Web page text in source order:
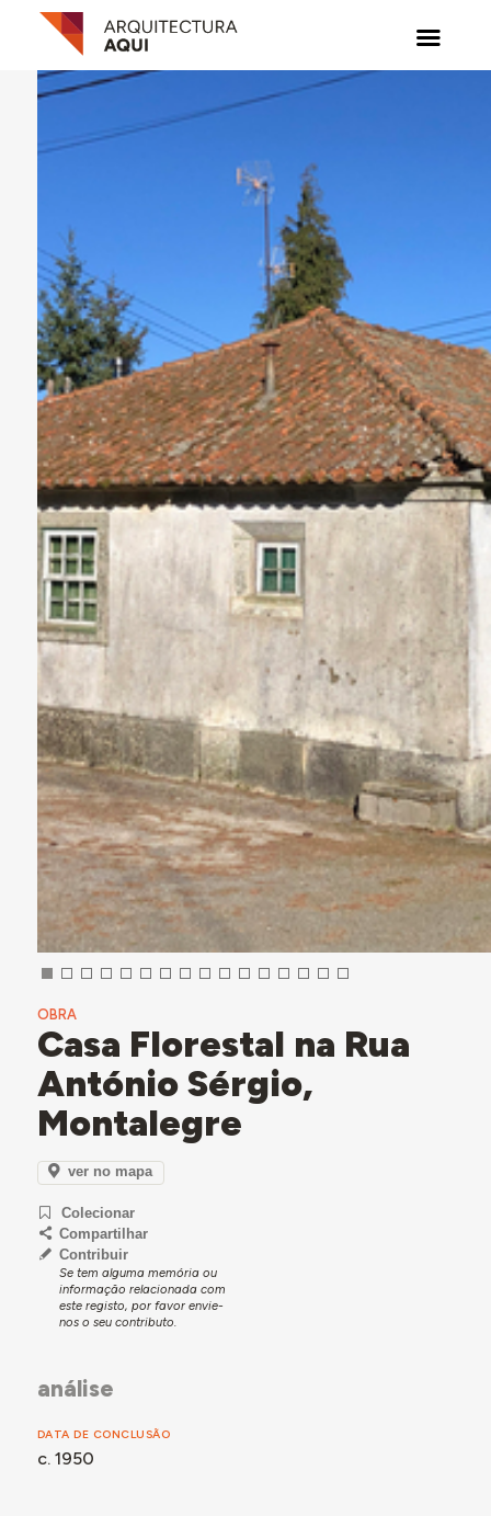
OBRA
Casa Florestal na Rua
António Sérgio,
Montalegre
ver no mapa
Colecionar
Compartilhar
Contribuir
Se tem alguma memória ou
informação relacionada com
este registo, por favor envie-
nos o seu contributo.
análise
DATA DE CONCLUSÃO
c. 1950